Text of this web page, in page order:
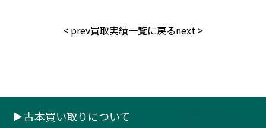
< prev買取実績一覧に戻るnext >
古本買い取りについて